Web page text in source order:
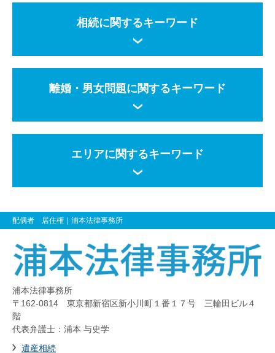
相続に関するキーワード
離婚・男女問題に関するキーワード
エリアに関するキーワード
配偶者 居住権 ｜浦本法律事務所
浦本法律事務所
〒162-0814 東京都新宿区新小川町１番１７号 三輪田ビル４
階
代表弁護士：浦本 与史学
遺産相続